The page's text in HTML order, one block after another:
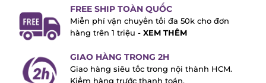
FREE SHIP TOÀN QUỐC
Miễn phí vận chuyển tối đa 50k cho đơn
hàng trên 1 triệu -
XEM THÊM
GIAO HÀNG TRONG 2H
Giao hàng siêu tốc trong nội thành HCM.
Kiểm hàng trước thanh toán.